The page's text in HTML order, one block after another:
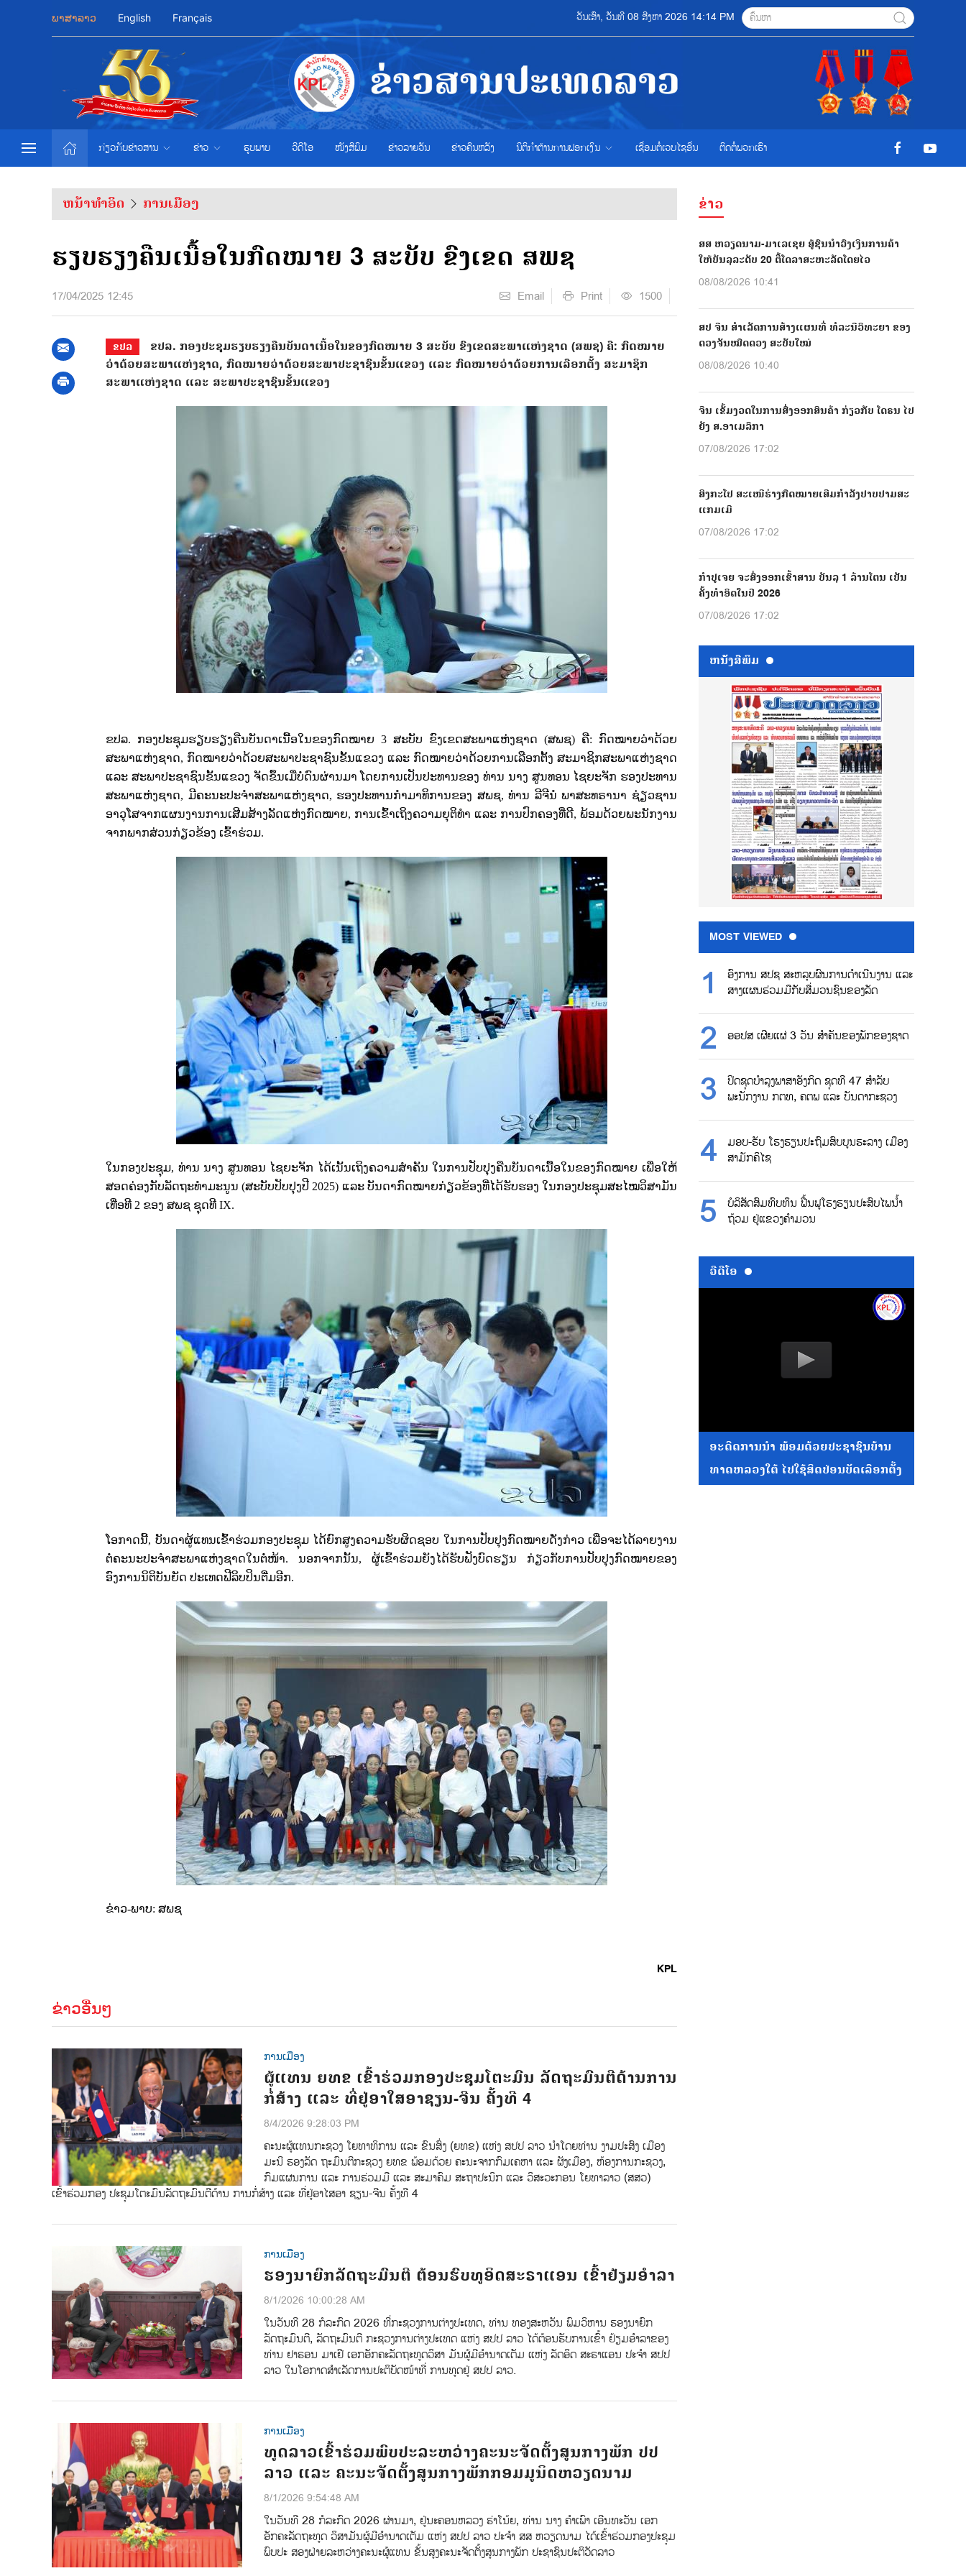
ພາສາລາວ English Français ວັນເສົາ, ວັນທີ 08 ສີງຫາ 2026 14:14 PM
ກ່ຽວກັບຂ່າວສານ ຂ່າວ ຮູບພາບ ວີດີໂອ ໜັງສືພິມ ຂ່າວ​ລາຍ​ວັນ ຂ່າວຄືນຫລັງ ນິຕິກຳຕ້ານການຟອກເງິນ ເຊື່ອມຕໍ່ເວບໄຊອ່ືນ ຕິດຕໍ່ພວກເຮົາ
ຫນ້າທຳອິດ ການເມືອງ
ຮຽບຮຽງຄືນເນື້ອໃນກົດໝາຍ 3 ສະບັບ ຂົງເຂດ ສພຊ
17/04/2025 12:45 Email Print 1500
ຂປລ
ຂປລ. ກອງປະຊຸມຮຽບຮຽງຄືນບັນດາເນື້ອໃນຂອງກົດໝາຍ 3 ສະບັບ ຂົງເຂດສະພາແຫ່ງຊາດ (ສພຊ) ຄື: ກົດໝາຍ
ວ່າດ້ວຍສະພາແຫ່ງຊາດ, ກົດໝາຍວ່າດ້ວຍສະພາປະຊາຊົນຂັ້ນແຂວງ ແລະ ກົດໝາຍວ່າດ້ວຍການເລືອກຕັ້ງ ສະມາຊິກ
ສະພາແຫ່ງຊາດ ແລະ ສະພາປະຊາຊົນຂັ້ນແຂວງ
ຂປລ. ກອງປະຊຸມຮຽບຮຽງຄືນບັນດາເນື້ອໃນຂອງກົດໝາຍ 3 ສະບັບ ຂົງເຂດສະພາແຫ່ງຊາດ (ສພຊ) ຄື: ກົດໝາຍວ່າດ້ວຍ
ສະພາແຫ່ງຊາດ, ກົດໝາຍວ່າດ້ວຍສະພາປະຊາຊົນຂັ້ນແຂວງ ແລະ ກົດໝາຍວ່າດ້ວຍການເລືອກຕັ້ງ ສະມາຊິກສະພາແຫ່ງຊາດ
ແລະ ສະພາປະຊາຊົນຂັ້ນແຂວງ ຈັດ​ຂຶ້ນ​ເມື່ບໍ່​ດົນ​ຜ່ານ​ມາ ໂດຍການເປັນປະທານຂອງ ທ່ານ ນາງ ສູນທອນ ໄຊຍະຈັກ ຮອງປະທານ
ສະພາແຫ່ງຊາດ, ມີຄະນະປະຈຳສະພາແຫ່ງຊາດ, ຮອງປະທານກຳມາທິການຂອງ ສພຊ,ທ່ານ ລີຈີນໍ ພາສະທຣານາ ຊ່ຽວຊານ
ອາວຸໂສຈາກແຜນງານການເສີມສ້າງລັດແຫ່ງກົດໝາຍ, ການເຂົ້າເຖິງຄວາມຍຸຕິທຳ ແລະ ການປົກຄອງທີ່ດີ, ພ້ອມດ້ວຍພະນັກງານ
ຈາກພາກສ່ວນກ່ຽວຂ້ອງ ​ເຂົ້າ​ຮ່ວມ.
ໃນກອງປະຊຸມ, ທ່ານ ນາງ ສູນທອນ ໄຊຍະຈັກ ໄດ້ເນັ້ນເຖິງຄວາມສຳຄັນ ໃນການປັບປຸງຄືນບັນດາເນື້ອໃນຂອງກົດໝາຍ ເພື່ອໃຫ້
ສອດຄ່ອງກັບລັດຖະທຳມະນູນ (ສະບັບປັບປຸງປີ 2025) ແລະ ບັນດາກົດໝາຍກ່ຽວຂ້ອງທີ່ໄດ້ຮັບຮອງ ໃນກອງປະຊຸມສະໄໝວິສາມັນ
ເທື່ອທີ 2 ຂອງ ສພຊ ຊຸດທີ IX.
​ໂອກາດ​ນີ້, ບັນດາຜູ້ແທນເຂົ້າຮ່ວມກອງປະຊຸມ ໄດ້ຍົກສູງຄວາມຮັບຜິດຊອບ ໃນການປັບປຸງກົດໝາຍດັ່ງກ່າວ ເພື່ອຈະໄດ້ລາຍງານ
ຕໍ່ຄະນະປະຈຳສະພາແຫ່ງຊາດໃນຕໍ່ໜ້າ. ນອກຈາກນັ້ນ, ຜູ້ເຂົ້າຮ່ວມຍັງໄດ້ຮັບຟັງບົດຮຽນ ກ່ຽວກັບການປັບປຸງກົດໝາຍຂອງ
ອົງການນິຕິບັນຍັດ ປະເທດຟີລິບປິນຕື່ມ​ອີກ.
ຂ່າວ-ພາບ: ສພຊ
KPL
ຂ່າວອື່ນໆ
ການເມືອງ
ຜູ້ແທນ ຍທຂ ເຂົ້າຮ່ວມກອງປະຊຸມໂຕະມົນ ລັດຖະມົນຕີດ້ານການ
ກໍ່ສ້າງ ແລະ ທີ່ຢູ່ອາໃສອາຊຽນ-ຈີນ ຄັ້ງທີ 4
8/4/2026 9:28:03 PM
ຄະນະຜູ້ແທນກະຊວງ ໂຍທາທິການ ແລະ ຂົນສົ່ງ (ຍທຂ) ແຫ່ງ ສປປ ລາວ ນໍາໂດຍທ່ານ ງາມປະສົງ ເມືອງ
ມະນີ ຮອງລັດ ຖະມົນຕີກະຊວງ ຍທຂ ພ້ອມດ້ວຍ ຄະນະຈາກກົມເຄຫາ ແລະ ຜັງເມືອງ, ຫ້ອງການກະຊວງ,
ກົມແຜນການ ແລະ ການຮ່ວມມື ແລະ ສະມາຄົມ ສະຖາປະນິກ ແລະ ວິສະວະກອນ ໂຍທາລາວ (ສສວ)
ເຂົ້າຮ່ວມກອງ ປະຊຸມໂຕະມົນລັດຖະມົນຕີດ້ານ ການກໍ່ສ້າງ ແລະ ທີ່ຢູ່ອາໄສອາ ຊຽນ-ຈີນ ຄັ້ງທີ 4
ການເມືອງ
ຮອງນາຍົກລັດຖະມົນຕີ ຕ້ອນຮົບທູອິດສະຣາແອນ ເຂົ້າຢ້ຽມອຳລາ
8/1/2026 10:00:28 AM
ໃນວັນທີ 28 ກໍລະກົດ 2026 ທີ່ກະຊວງການຕ່າງປະເທດ, ທ່ານ ທອງສະຫວັນ ພົມວິຫານ ຮອງນາຍົກ
ລັດຖະມົນຕີ, ລັດຖະມົນຕີ ກະຊວງການຕ່າງປະເທດ ແຫ່ງ ສປປ ລາວ ໄດ້ຕ້ອນຮັບການເຂົ້າ ຢ້ຽມອໍາລາຂອງ
ທ່ານ ຢາຣອນ ມາເຢີ ເອກອັກຄະລັດຖະທູດວິສາ ມັນຜູ້ມີອໍານາດເຕັມ ແຫ່ງ ລັດອິດ ສະຣາແອນ ປະຈໍາ ສປປ
ລາວ ໃນໂອກາດສໍາເລັດການປະຕິບັດໜ້າທີ່ ການທູດຢູ່ ສປປ ລາວ.
ການເມືອງ
ທູດລາວເຂົ້າຮ່ວມພົບປະລະຫວ່າງຄະນະຈັດຕັ້ງສູນກາງພັກ ປປ
ລາວ ແລະ ຄະນະຈັດຕັ້ງສູນກາງພັກກອມມູນິດຫວຽດນາມ
8/1/2026 9:54:48 AM
ໃນວັນທີ 28 ກໍລະກົດ 2026 ຜ່ານມາ, ຢູ່ນະຄອນຫລວງ ຮ່າໂນ້ຍ, ທ່ານ ນາງ ຄຳເພົາ ເອີນທະວັນ ເອກ
ອັກຄະລັດຖະທູດ ວິສາມັນຜູ້ມີອຳນາດເຕັມ ແຫ່ງ ສປປ ລາວ ປະຈຳ ສສ ຫວຽດນາມ ໄດ້ເຂົ້າຮ່ວມກອງປະຊຸມ
ພົບປະ ສອງຝ່າຍລະຫວ່າງຄະນະຜູ້ແທນ ຂັ້ນສູງຄະນະຈັດຕັ້ງສູນກາງພັກ ປະຊາຊົນປະຕິວັດລາວ
ຂ່າວ
ສສ ຫວຽດນາມ-ມາເລເຊຍ ສູ້ຊົນນຳວົງເງິນການຄ້າ
ໃຫ້ບັນລຸລະດັບ 20 ຕື້ໂດລາສະຫະລັດໂດຍໄວ
08/08/2026 10:41
ສປ ຈີນ ສຳເລັດການສ້າງແຜນທີ່ ທໍລະນີວິທະຍາ ຂອງ
ດວງຈັນໝົດດວງ ສະບັບໃໝ່
08/08/2026 10:40
ຈີນ ເຂັ້ມງວດໃນການສົ່ງອອກສິນຄ້າ ກ່ຽວກັບ ໂດຣນ ໄປ
ຍັງ ສ.ອາເມລິກາ
07/08/2026 17:02
ສິງກະໂປ ສະເໜີຮ່າງກົດໝາຍເສີມກຳລັງປາບປາມສະ
ແກມເມີ
07/08/2026 17:02
ກຳປູເຈຍ ຈະສົ່ງອອກເຂົ້າສານ ບັນລຸ 1 ລ້ານໂຕນ ເປັນ
ຄັ້ງທຳອິດໃນປີ 2026
07/08/2026 17:02
ຫນ້ັງສືພິມ
MOST VIEWED
ອົງການ ສປຊ ສະຫລຸບຜົນການດຳເນີນງານ ແລະ
ສາງແຜນຮ່ວມມືກັບສື່ມວນຊົນຂອງລັດ
ອອປສ ເຜີຍແຜ່ 3 ວັນ ສຳຄັນຂອງພັກຂອງຊາດ
ປິດຊຸດບຳລຸງພາສາອັງກິດ ຊຸດທີ 47 ສຳລັບ
ພະນັກງານ ກຕທ, ຄຕພ ແລະ ບັນດາກະຊວງ
ມອບ-ຮັບ ໂຮງຮຽນປະຖົມສົບບູນຮະລາງ ເມືອງ
ສາມັກຄິໄຊ
ບໍລິສັດສົມທົບທຶນ ຟື້ນຟູໂຮງຮຽນປະສົບໄພນ້ຳ
ຖ້ວມ ຢູ່ແຂວງຄຳມວນ
ວີດີໂອ
ອະດີດການນໍາ ພ້ອມດ້ວຍປະຊາຊົນບ້ານ
ທາດຫລວງໃຕ້ ໄປໃຊ້ສິດປ່ອນບັດເລືອກຕັ້ງ